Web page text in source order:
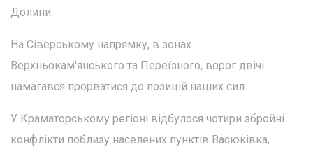
Долини.
На Сіверському напрямку, в зонах
Верхньокам'янського та Переїзного, ворог двічі
намагався прорватися до позицій наших сил.
У Краматорському регіоні відбулося чотири збройні
конфлікти поблизу населених пунктів Васюківка,